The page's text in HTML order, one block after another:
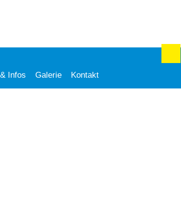
Infos Galerie Kontakt